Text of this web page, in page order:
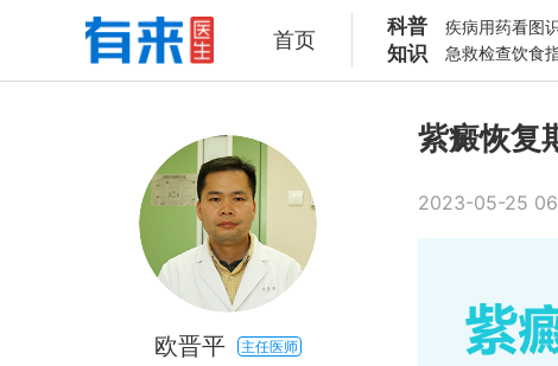
首页
科普
知识
疾病用药看图
急救检查饮食
欧晋平 主任医师
紫癜恢复
2023-05-25